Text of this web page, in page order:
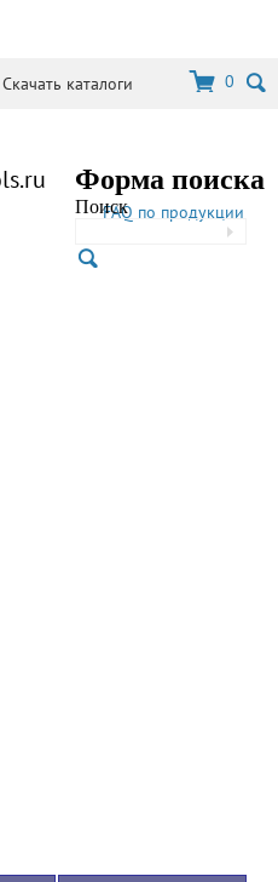
Скачать каталоги 0
Форма поиска
ПоискFAQ по продукции